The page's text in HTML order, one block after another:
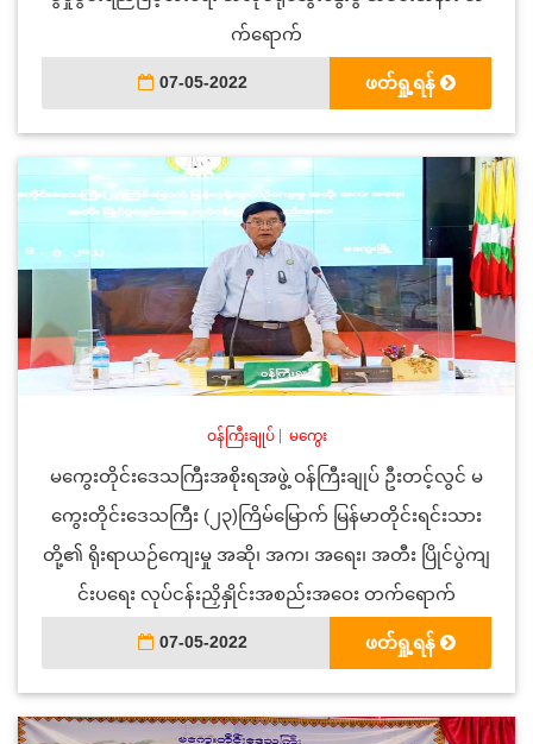
က်ရောက်
07-05-2022 ဖတ်ရှု့ရန်
ဝန်ကြီးချုပ်| မကွေး
မကွေးတိုင်းဒေသကြီးအစိုးရအဖွဲ့ ဝန်ကြီးချုပ် ဦးတင့်လွင် မ
ကွေးတိုင်းဒေသကြီး (၂၃)ကြိမ်မြောက် မြန်မာတိုင်းရင်းသား
တို့၏ ရိုးရာယဉ်ကျေးမှု အဆို၊ အက၊ အရေး၊ အတီး ပြိုင်ပွဲကျ
င်းပရေး လုပ်ငန်းညှိနှိုင်းအစည်းအဝေး တက်ရောက်
07-05-2022 ဖတ်ရှု့ရန်